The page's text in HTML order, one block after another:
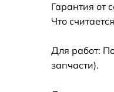
Ремонт
Primergy
Ремонт
Гарантия от
Что
Для работ:
запчасти).